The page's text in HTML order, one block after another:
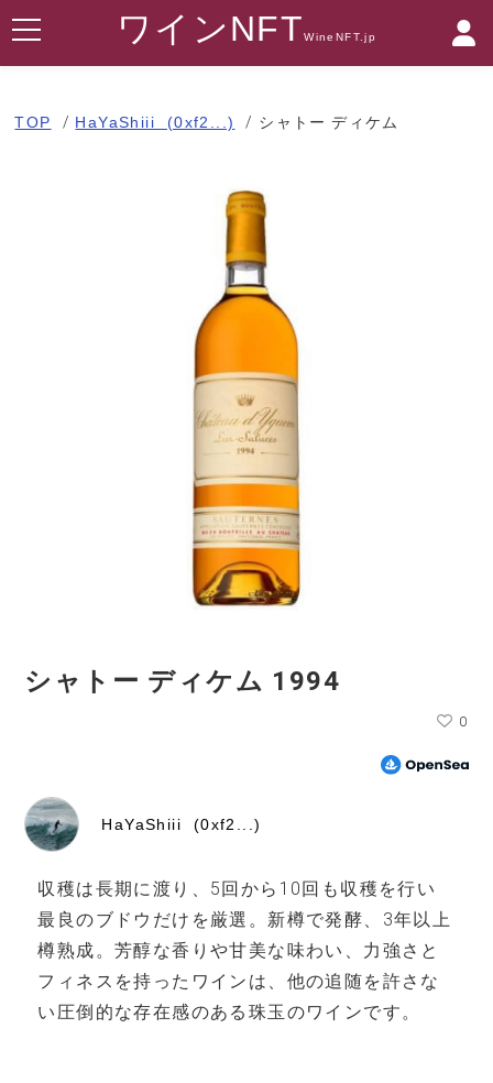
ワインNFTWineNFT.jp
TOP HaYaShiii (0xf2...) シャトー ディケム
シャトー ディケム 1994
0
HaYaShiii (0xf2...)
収穫は長期に渡り、5回から10回も収穫を行い
最良のブドウだけを厳選。新樽で発酵、3年以上
樽熟成。芳醇な香りや甘美な味わい、力強さと
フィネスを持ったワインは、他の追随を許さな
い圧倒的な存在感のある珠玉のワインです。